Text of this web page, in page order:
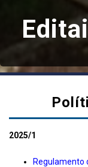
2025/1
Regulamento